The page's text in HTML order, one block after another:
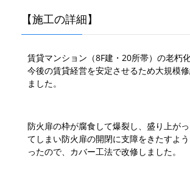
【施工の詳細】
賃貸マンション（8F建・20所帯）の老朽化
今後の賃貸経営を安定させるため大規模
ました。
防火扉の枠が腐食して爆裂し、盛り上が
てしまい防火扉の開閉に支障をきたすよ
ったので、カバー工法で改修しました。